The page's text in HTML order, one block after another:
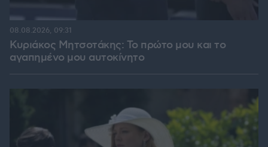
Κυριάκος Μητσοτάκης: Το πρώτο μου και το
αγαπημένο μου αυτοκίνητο
08.08.2026, 09:31